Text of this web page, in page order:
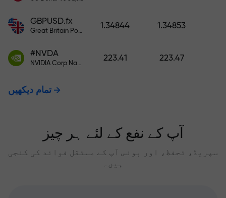
GBPUSD.fx
Great Britain Pound vs US Dollar
1.34844 1.34853
#NVDA
NVIDIA Corp Nasdaq Stock Exchange (Nasdaq) USD
223.41 223.47
تمام دیکھیں
آپ کے نفع کے لئے ہر چیز
سپریڈ، تحفظ، اور بونس آپ کے مستقل فوائد کی کنجی
ہیں۔